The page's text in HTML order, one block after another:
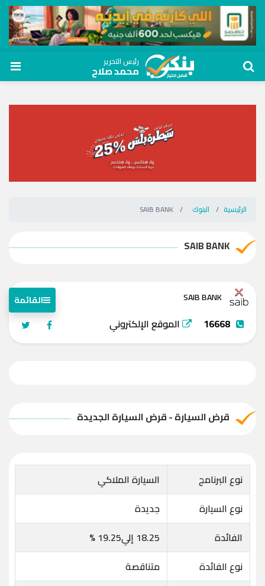
رئيس التحرير
محمد صلاح
الرئيسية البنوك
SAIB BANK
SAIB BANK القائمة
16668 الموقع الإلكتروني
قرض السيارة - قرض السيارة الجديدة
نوع البرنامج
السيارة الملاكي
نوع السيارة
جديدة
الفائدة
18.25 إلي19.25 %
نوع الفائدة
متناقصة